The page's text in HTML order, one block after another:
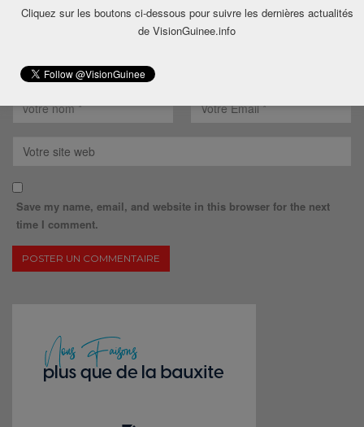
Save my name, email, and website in this browser for the next
time I comment.
Cliquez sur les boutons ci-dessous pour suivre les dernières actualités
de VisionGuinee.info